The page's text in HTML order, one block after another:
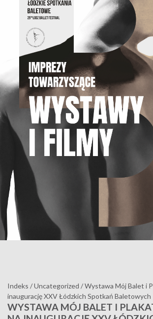
Indeks /Uncategorized /Wystawa Mój Balet i
inaugurację XXV Łódzkich Spotkań Baletowych
WYSTAWA MÓJ BALET I